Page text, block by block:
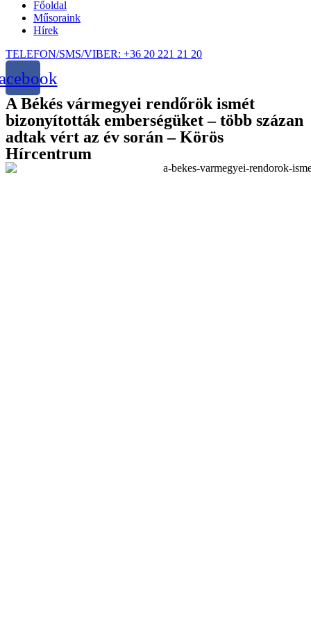
Főoldal
Műsoraink
Hírek
TELEFON/SMS/VIBER: +36 20 221 21 20
A Békés vármegyei rendőrök ismét
bizonyították emberségüket – több százan
adtak vért az év során – Körös
Hírcentrum